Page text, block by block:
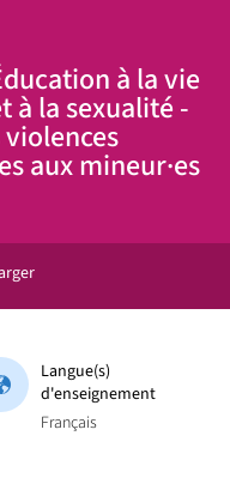
à la vie
à la sexualité -
aux mineur·es
Langue(s)
d'enseignement
Français